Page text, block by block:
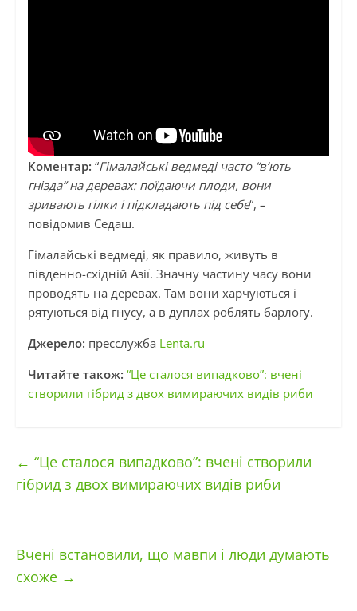
Коментар: “Гімалайські ведмеді часто “в’ють
гнізда” на деревах: поїдаючи плоди, вони
зривають гілки і підкладають під себе“, –
повідомив Седаш.
Гімалайські ведмеді, як правило, живуть в
південно-східній Азії. Значну частину часу вони
проводять на деревах. Там вони харчуються і
рятуються від гнусу, а в дуплах роблять барлогу.
Джерело: пресслужба Lenta.ru
Читайте також: “Це сталося випадково”: вчені
створили гібрид з двох вимираючих видів риби
← “Це сталося випадково”: вчені створили
гібрид з двох вимираючих видів риби
Вчені встановили, що мавпи і люди думають
схоже →